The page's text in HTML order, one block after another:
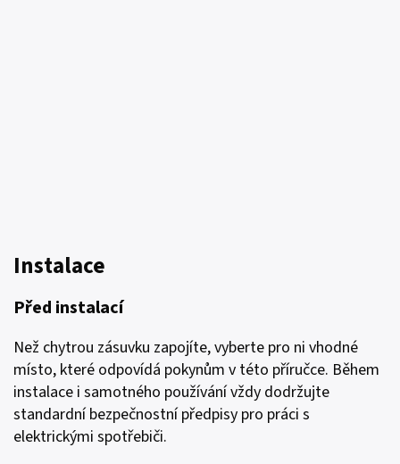
Instalace
Před instalací
Než chytrou zásuvku zapojíte, vyberte pro ni vhodné
místo, které odpovídá pokynům v této příručce. Během
instalace i samotného používání vždy dodržujte
standardní bezpečnostní předpisy pro práci s
elektrickými spotřebiči.